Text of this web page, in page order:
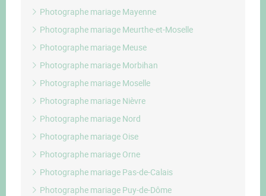
Photographe mariage Mayenne
Photographe mariage Meurthe-et-Moselle
Photographe mariage Meuse
Photographe mariage Morbihan
Photographe mariage Moselle
Photographe mariage Nièvre
Photographe mariage Nord
Photographe mariage Oise
Photographe mariage Orne
Photographe mariage Pas-de-Calais
Photographe mariage Puy-de-Dôme